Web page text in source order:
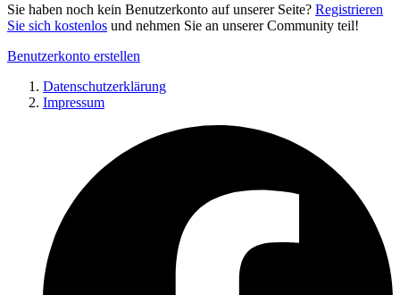
Sie haben noch kein Benutzerkonto auf unserer Seite? Registrieren
Sie sich kostenlos und nehmen Sie an unserer Community teil!
Benutzerkonto erstellen
Datenschutzerklärung
Impressum